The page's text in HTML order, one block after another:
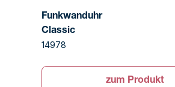
Funkwanduhr
Classic
14978
zum Produkt